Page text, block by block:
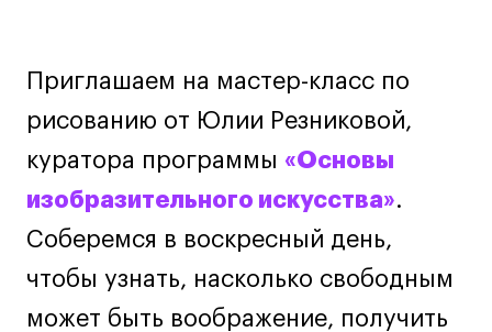
Маркетинг и генерация лидов
Искусство
Фотография
Очно + онлайн
Все программы
Приглашаем на мастер-класс по
рисованию от Юлии Резниковой,
куратора программы «Основы
изобразительного искусства».
Соберемся в воскресный день,
чтобы узнать, насколько свободным
может быть воображение, получить